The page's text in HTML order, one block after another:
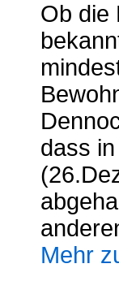
Ob die
dass
Mehr